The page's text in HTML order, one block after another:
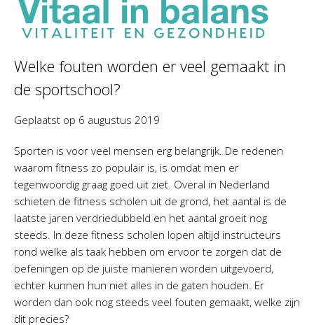
Welke fouten worden er veel gemaakt in
de sportschool?
Geplaatst op 6 augustus 2019
Sporten is voor veel mensen erg belangrijk. De redenen
waarom fitness zo populair is, is omdat men er
tegenwoordig graag goed uit ziet. Overal in Nederland
schieten de fitness scholen uit de grond, het aantal is de
laatste jaren verdriedubbeld en het aantal groeit nog
steeds. In deze fitness scholen lopen altijd instructeurs
rond welke als taak hebben om ervoor te zorgen dat de
oefeningen op de juiste manieren worden uitgevoerd,
echter kunnen hun niet alles in de gaten houden. Er
worden dan ook nog steeds veel fouten gemaakt, welke zijn
dit precies?